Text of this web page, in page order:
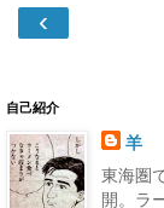
‹
自己紹介
羊
東海圏
開。ラ